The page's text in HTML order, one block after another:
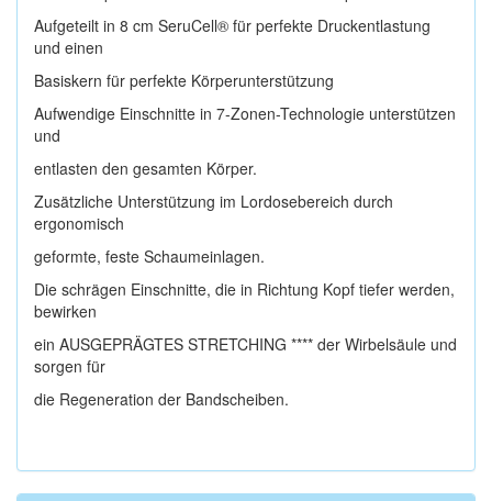
Aufgeteilt in 8 cm SeruCell® für perfekte Druckentlastung
und einen
Basiskern für perfekte Körperunterstützung
Aufwendige Einschnitte in 7-Zonen-Technologie unterstützen
und
entlasten den gesamten Körper.
Zusätzliche Unterstützung im Lordosebereich durch
ergonomisch
geformte, feste Schaumeinlagen.
Die schrägen Einschnitte, die in Richtung Kopf tiefer werden,
bewirken
ein AUSGEPRÄGTES STRETCHING **** der Wirbelsäule und
sorgen für
die Regeneration der Bandscheiben.